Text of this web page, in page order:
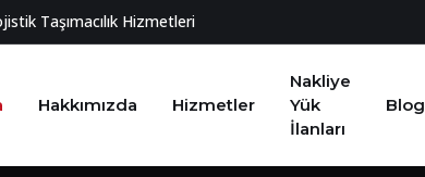
Taşımacılık Hizmetleri
Hakkımızda Hizmetler
Nakliye
Yük
İlanları
Blog